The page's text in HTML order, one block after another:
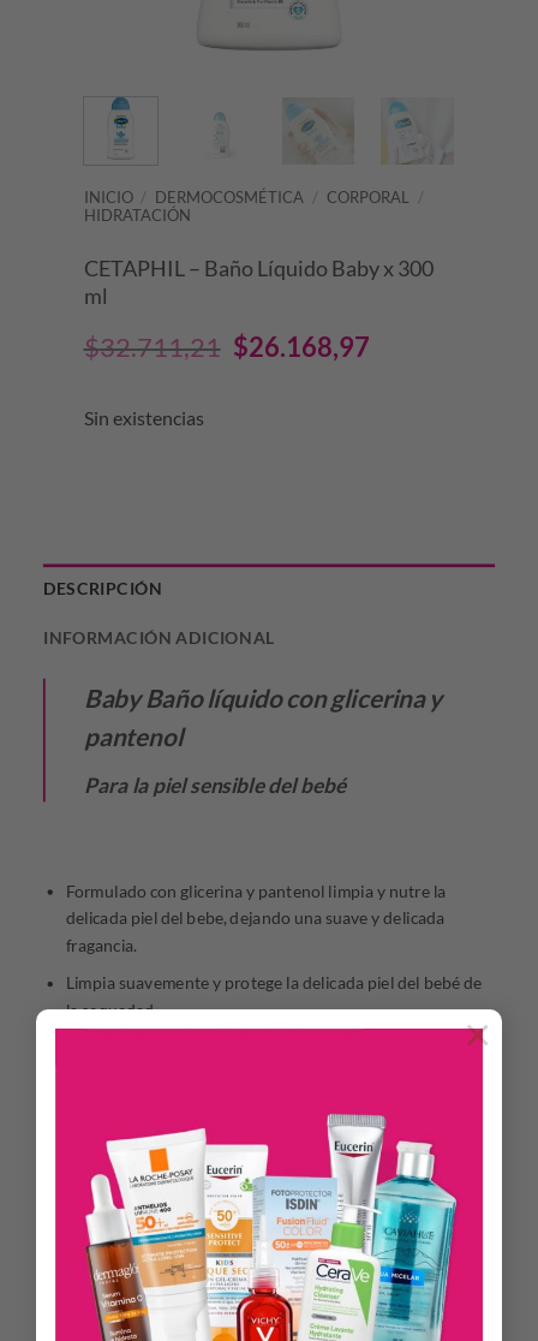
×
INICIO / DERMOCOSMÉTICA / CORPORAL /
HIDRATACIÓN
CETAPHIL – Baño Líquido Baby x 300
ml
$32.711,21 El
$26.168,97
Sin existencias
DESCRIPCIÓN
INFORMACIÓN ADICIONAL
Baby Baño líquido con glicerina y
pantenol
Para la piel sensible del bebé
Formulado con glicerina y pantenol limpia y nutre la
delicada piel del bebe, dejando una suave y delicada
fragancia.
Limpia suavemente y protege la delicada piel del bebé de
la sequedad.
Probado por dermatólogos y clínicamente probado para
Este rico jabón en espuma limpia suavemente y protege la
delicada piel del bebé de la sequedad.
Libre de Parabenos
Libre de aceites